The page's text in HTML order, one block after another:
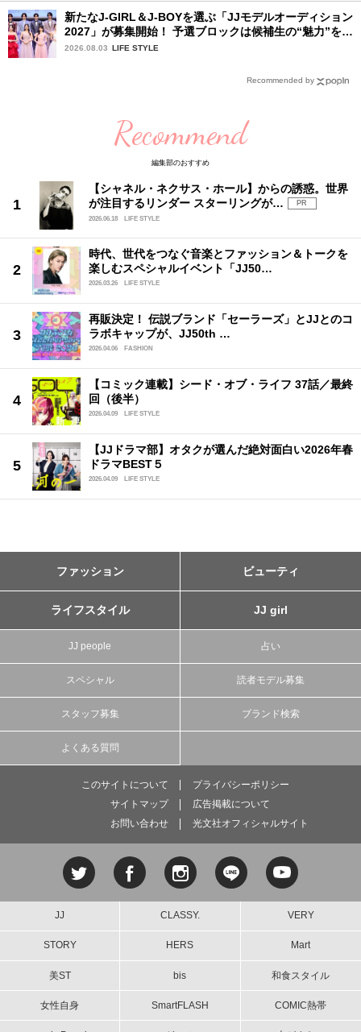
新たなJ-GIRL＆J-BOYを選ぶ「JJモデルオーディション
2027」が募集開始！ 予選ブロックは候補生の“魅力”を重
視した「新システム」に変わります
2026.08.03 LIFE STYLE
Recommended by
Recommend
編集部のおすすめ
【シャネル・ネクサス・ホール】からの誘惑。世界
が注目するリンダー スターリングが…
PR
2026.06.18
LIFE STYLE
時代、世代をつなぐ音楽とファッション＆トークを
楽しむスペシャルイベント「JJ50…
2026.03.26 LIFE STYLE
再販決定！ 伝説ブランド「セーラーズ」とJJとのコ
ラボキャップが、JJ50th …
2026.04.06 FASHION
【コミック連載】シード・オブ・ライフ 37話／最終
回（後半）
2026.04.09 LIFE STYLE
【JJドラマ部】オタクが選んだ絶対面白い2026年春
ドラマBEST５
2026.04.09 LIFE STYLE
ファッション ビューティ
ライフスタイル JJ girl
JJ people 占い
スペシャル 読者モデル募集
スタッフ募集 ブランド検索
よくある質問
このサイトについて
プライバシーポリシー
サイトマップ
広告掲載について
お問い合わせ
光文社オフィシャルサイト
JJ CLASSY. VERY
STORY HERS Mart
美ST bis 和食スタイル
女性自身 SmartFLASH COMIC熱帯